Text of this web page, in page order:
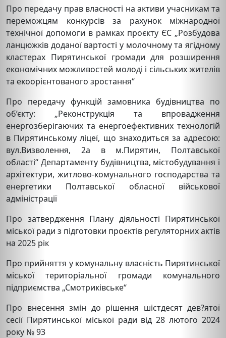
Про передачу прав власності на активи учасникам та
переможцям конкурсів за рахунок міжнародної
технічної допомоги в рамках проєкту ЄС „Розбудова
ланцюжків доданої вартості у молочному та ягідному
кластерах Пирятинської громади для розширення
економічних можливостей молоді і сільських жителів
та екоорієнтованого зростання“
Про передачу функцій замовника будівництва по
об’єкту: „Реконструкція та впровадження
енергозберігаючих та енергоефективних технологій
в Пирятинському ліцеї, що знаходиться за адресою:
вул.Визволення, 2а в м.Пирятин, Полтавської
області“ Департаменту будівництва, містобудування і
архітектури, житлово-комунального господарства та
енергетики Полтавської обласної військової
адміністрації
Про затвердження Плану діяльності Пирятинської
міської ради з підготовки проєктів регуляторних актів
на 2025 рік
Про прийняття у комунальну власність Пирятинської
міської територіальної громади комунального
підприємства „Смотриківське“
Про внесення змін до рішення шістдесят дев?ятої
сесії Пирятинської міської ради від 28 лютого 2024
року № 93